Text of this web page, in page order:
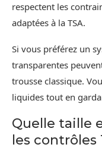
respectent les
adaptées à la TSA.
Si vous préférez un
transparentes
trousse classique.
liquides tout en
Quelle taille
les contrôles